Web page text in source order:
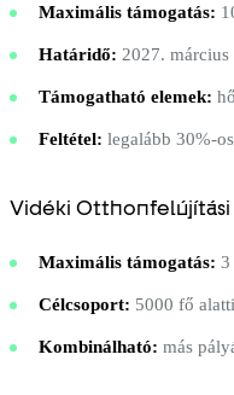
Maximális támogatás:
Határidő: 2027. március
Támogatható elemek:
Feltétel: legalább 30%-
Vidéki Otthonfelújítási
Maximális támogatás: 3
Célcsoport: 5000 fő
Kombinálható: más